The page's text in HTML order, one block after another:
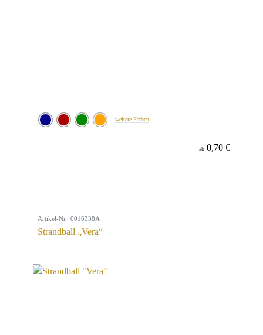
weitere Farben
ab 0,70 €
Artikel-Nr.: 0016338A
Strandball „Vera“